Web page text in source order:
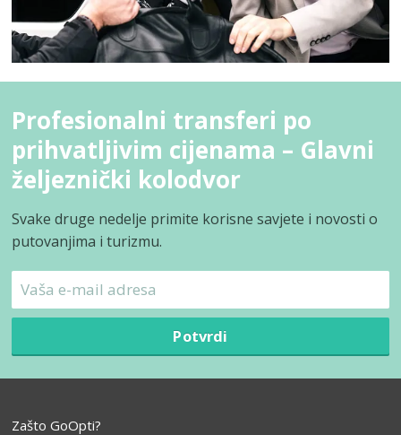
Profesionalni transferi po
prihvatljivim cijenama – Glavni
željeznički kolodvor
Svake druge nedelje primite korisne savjete i novosti o
putovanjima i turizmu.
Potvrdi
Zašto GoOpti?